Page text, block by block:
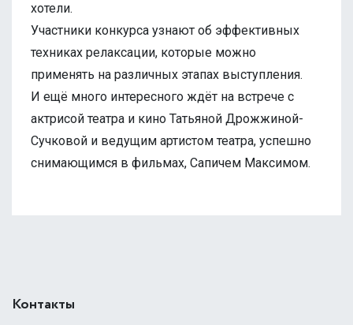
хотели.
Участники конкурса узнают об эффективных
техниках релаксации, которые можно
применять на различных этапах выступления.
И ещё много интересного ждёт на встрече с
актрисой театра и кино Татьяной Дрожжиной-
Сучковой и ведущим артистом театра, успешно
снимающимся в фильмах, Сапичем Максимом.
Контакты